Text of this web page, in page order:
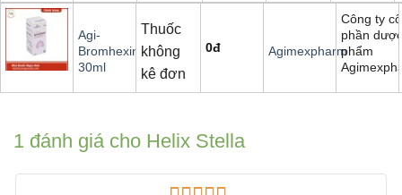
Agi-
Bromhexine
30ml
Thuốc
không
kê đơn
0đ Agimexpharm
Công ty cổ
phần dược
phẩm
1 đánh giá cho Helix Stella